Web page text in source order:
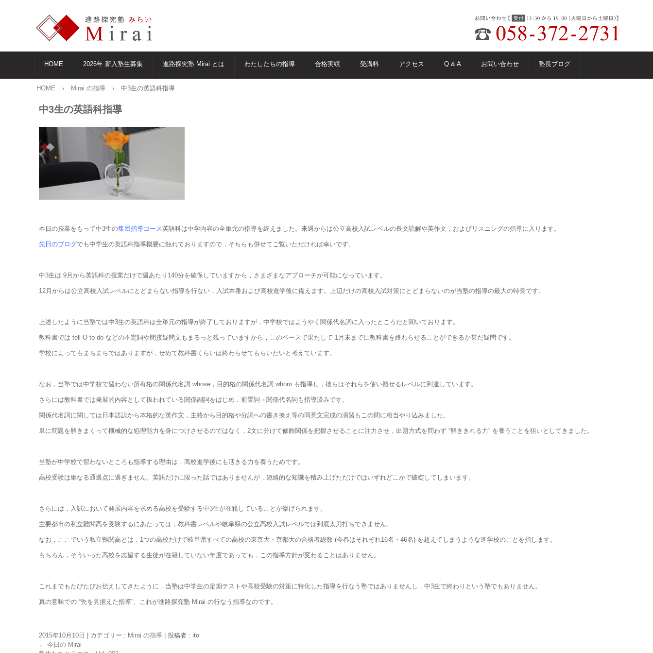
HOME 2026年 新入塾生募集 進路探究塾 Mirai とは わたしたちの指導 合格実績 受講料 アクセス Q & A お問い合わせ 塾長ブログ
HOME › Mirai の指導 › 中3生の英語科指導
中3生の英語科指導
本日の授業をもって中3生の集団指導コース英語科は中学内容の全単元の指導を終えました。来週からは公立高校入試レベルの長文読解や英作文，およびリスニングの指導に入ります。
先日のブログでも中学生の英語科指導概要に触れておりますので，そちらも併せてご覧いただければ幸いです。
中3生は 9月から英語科の授業だけで週あたり140分を確保していますから，さまざまなアプローチが可能になっています。
12月からは公立高校入試レベルにとどまらない指導を行ない，入試本番および高校進学後に備えます。上辺だけの高校入試対策にとどまらないのが当塾の指導の最大の特長です。
上述したように当塾では中3生の英語科は全単元の指導が終了しておりますが，中学校ではようやく関係代名詞に入ったところだと聞いております。
教科書では tell O to do などの不定詞や間接疑問文もまるっと残っていますから，このペースで果たして 1月末までに教科書を終わらせることができるか甚だ疑問です。
学校によってもまちまちではありますが，せめて教科書くらいは終わらせてもらいたいと考えています。
なお，当塾では中学校で習わない所有格の関係代名詞 whose，目的格の関係代名詞 whom も指導し，彼らはそれらを使い熟せるレベルに到達しています。
さらには教科書では発展的内容として扱われている関係副詞をはじめ，前置詞＋関係代名詞も指導済みです。
関係代名詞に関しては日本語訳から本格的な英作文，主格から目的格や分詞への書き換え等の同意文完成の演習もこの間に相当やり込みました。
単に問題を解きまくって機械的な処理能力を身につけさせるのではなく，2文に分けて修飾関係を把握させることに注力させ，出題方式を問わず “解ききれる力” を養うことを狙いとしてきました。
当塾が中学校で習わないところも指導する理由は，高校進学後にも活きる力を養うためです。
高校受験は単なる通過点に過ぎません。英語だけに限った話ではありませんが，短絡的な知識を積み上げただけではいずれどこかで破綻してしまいます。
さらには，入試において発展内容を求める高校を受験する中3生が在籍していることが挙げられます。
主要都市の私立難関高を受験するにあたっては，教科書レベルや岐阜県の公立高校入試レベルでは到底太刀打ちできません。
なお，ここでいう私立難関高とは，1つの高校だけで岐阜県すべての高校の東京大・京都大の合格者総数 (今春はそれぞれ16名・46名) を超えてしまうような進学校のことを指します。
もちろん，そういった高校を志望する生徒が在籍していない年度であっても，この指導方針が変わることはありません。
これまでもたびたびお伝えしてきたように，当塾は中学生の定期テストや高校受験の対策に特化した指導を行なう塾ではありませんし，中3生で終わりという塾でもありません。
真の意味での “先を見据えた指導”。これが進路探究塾 Mirai の行なう指導なのです。
2015年10月10日 カテゴリー : Mirai の指導
投稿者 : ito
← 今日の Mirai